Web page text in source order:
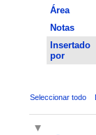
Área
Notas
Insertado
por
Seleccionar todo